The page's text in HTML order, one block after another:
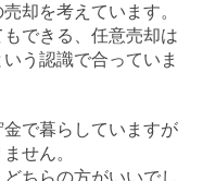
却を考えています。
できる、任意売却は
う認識で合っていま
で暮らしていますが
せん。